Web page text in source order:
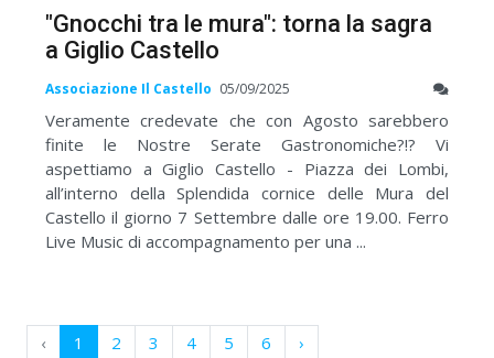
"Gnocchi tra le mura": torna la sagra
a Giglio Castello
Associazione Il Castello 05/09/2025
Veramente credevate che con Agosto sarebbero
finite le Nostre Serate Gastronomiche?!? Vi
aspettiamo a Giglio Castello - Piazza dei Lombi,
all’interno della Splendida cornice delle Mura del
Castello il giorno 7 Settembre dalle ore 19.00. Ferro
Live Music di accompagnamento per una ...
‹ 1 2 3 4 5 6 ›